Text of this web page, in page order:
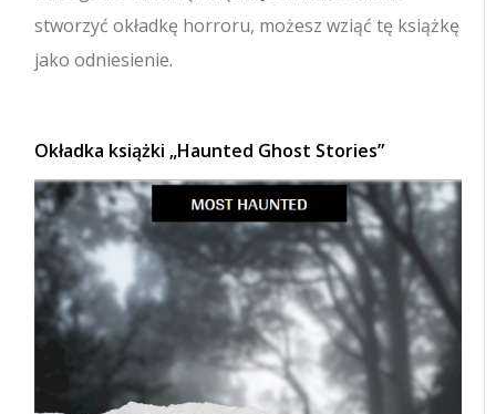
stworzyć okładkę horroru, możesz wziąć tę książkę
jako odniesienie.
Okładka książki „Haunted Ghost Stories”